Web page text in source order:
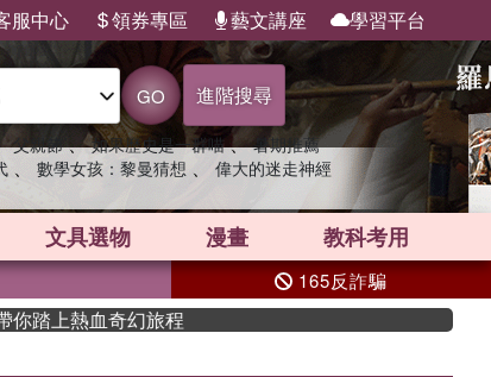
服中心 領券專區 藝文講座 學習平台
GO 進階搜尋
父親節 、 如果歷史是一群喵 、 暑期推薦
、 數學女孩：黎曼猜想 、 偉大的迷走神經
文具選物 漫畫 教科考用
165反詐騙
幻旅程